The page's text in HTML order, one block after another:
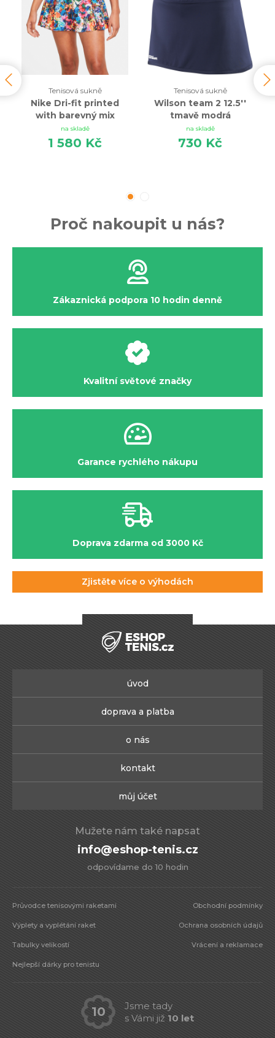
Tenisová sukně
Nike Dri-fit printed
with barevný mix
na skladě
1 580 Kč
Tenisová sukně
Wilson team 2 12.5''
tmavě modrá
na skladě
730 Kč
Proč nakoupit u nás?
Zákaznická podpora 10 hodin denně
Kvalitní světové značky
Garance rychlého nákupu
Doprava zdarma od 3000 Kč
Zjistěte více o výhodách
úvod
doprava a platba
o nás
kontakt
můj účet
Mužete nám také napsat
info@eshop-tenis.cz
odpovídame do 10 hodin
Průvodce tenisovými raketami
Výplety a vyplétání raket
Tabulky velikostí
Nejlepší dárky pro tenistu
Obchodní podmínky
Ochrana osobních údajů
Vrácení a reklamace
10
Jsme tady
s Vámi již 10 let